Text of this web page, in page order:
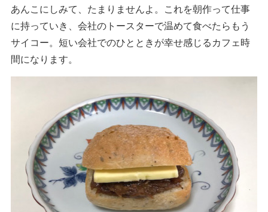
あんこにしみて、たまりませんよ。これを朝作って仕事
に持っていき、会社のトースターで温めて食べたらもう
サイコー。短い会社でのひとときが幸せ感じるカフェ時
間になります。